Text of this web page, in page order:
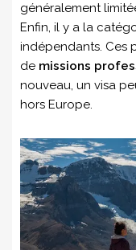
généralement
Enfin, il y a la
indépendants. Ces
de missions
nouveau, un visa
hors Europe.